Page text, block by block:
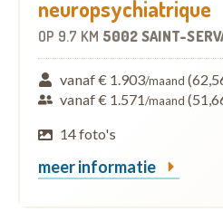
neuropsychiatrique
OP 9.7 KM 5002 SAINT-
vanaf € 1.903/maand
vanaf € 1.571/maand
14 foto's
meer informatie